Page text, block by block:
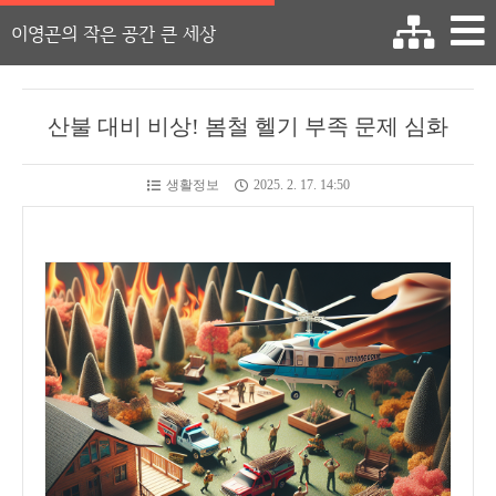
이영곤의 작은 공간 큰 세상
산불 대비 비상! 봄철 헬기 부족 문제 심화
생활정보 2025. 2. 17. 14:50